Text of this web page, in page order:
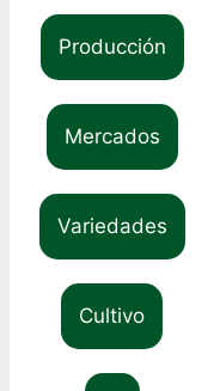
Producción
Mercados
Variedades
Cultivo